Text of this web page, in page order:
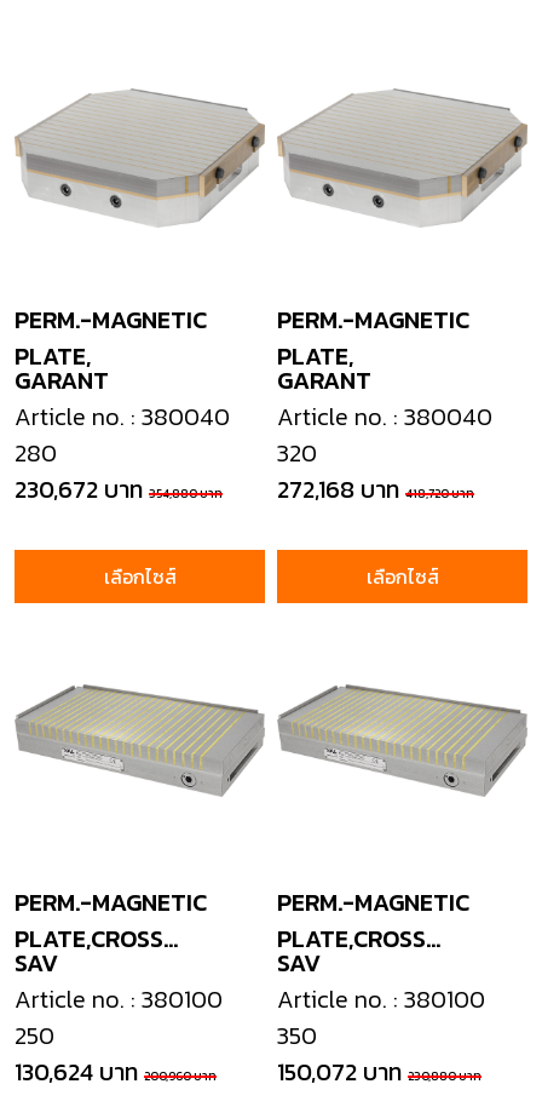
GARANT
PERM.-MAGNETIC
PLATE,
Article no. : 380040
280
230,672 บาท 354,880 บาท
เลือกไซส์
GARANT
PERM.-MAGNETIC
PLATE,
Article no. : 380040
320
272,168 บาท 418,720 บาท
เลือกไซส์
SAV
PERM.-MAGNETIC
PLATE,CROSS
POLES+NEODYM
Article no. : 380100
250
130,624 บาท 200,960 บาท
SAV
PERM.-MAGNETIC
PLATE,CROSS
POLES+NEODYM
Article no. : 380100
350
150,072 บาท 230,880 บาท